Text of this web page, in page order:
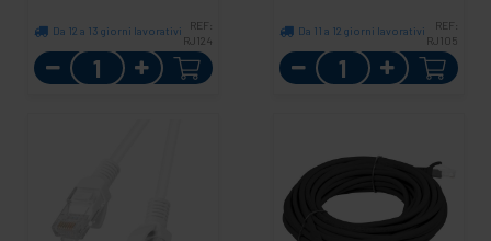
Da 12 a 13 giorni lavorativi
REF:
RJ124
Quantità
Da 11 a 12 giorni lavorativi
REF:
RJ105
Quantità